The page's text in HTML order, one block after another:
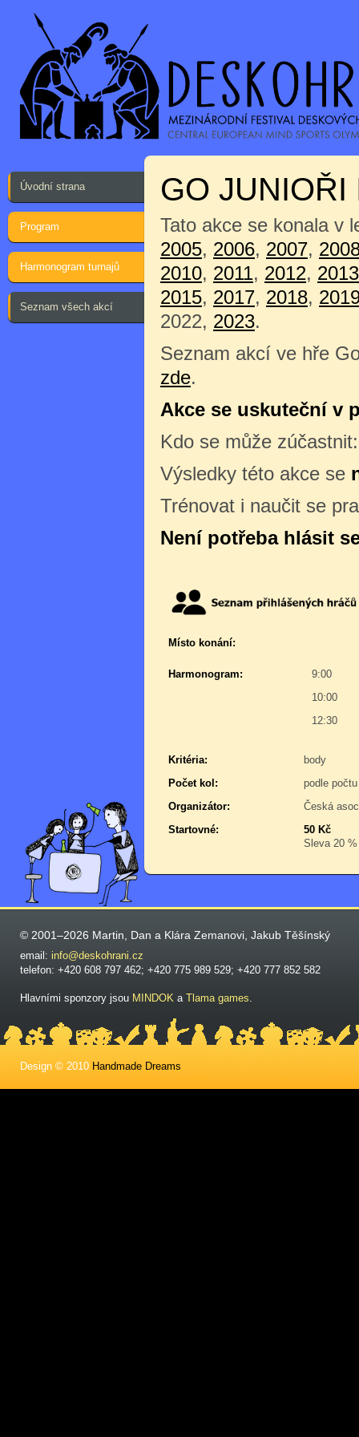
Úvodní strana
Program
Harmonogram turnajů
Seznam všech akcí
GO JUNIOŘI
Tato akce se konala v
2005, 2006, 2007,
2010, 2011, 2012, 2013
2015, 2017, 2018,
2022, 2023.
Seznam akcí ve hře
zde.
Akce se uskuteční v
Kdo se může
Výsledky této akce se
Trénovat i naučit se
Není potřeba hlásit
Místo konání:
Harmonogram:
9:00
10:00
12:30
Kritéria:
body
Počet kol:
podle
Organizátor:
Česká
Startovné:
50 Kč
Sleva 20
© 2001–2026 Martin, Dan a Klára Zemanovi, Jakub Těšínský
email: info@deskohrani.cz
telefon: +420 608 797 462; +420 775 989 529; +420 777 852 582
Hlavními sponzory jsou MINDOK a Tlama games.
Design © 2010 Handmade Dreams